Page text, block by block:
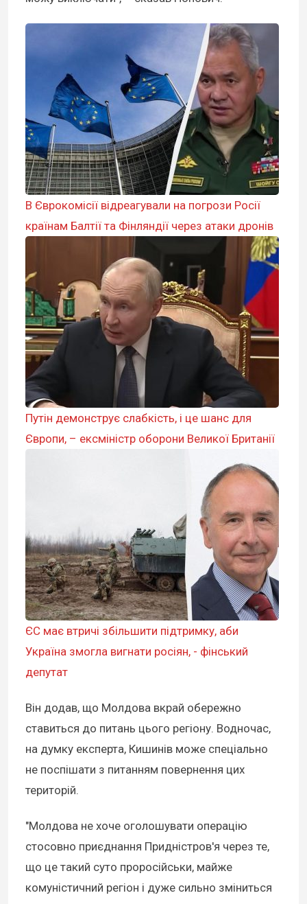
В Єврокомісії відреагували на погрози Росії
країнам Балтії та Фінляндії через атаки дронів
Путін демонструє слабкість, і це шанс для
Європи, – ексміністр оборони Великої Британії
ЄС має втричі збільшити підтримку, аби
Україна змогла вигнати росіян, - фінський
депутат
Він додав, що Молдова вкрай обережно
ставиться до питань цього регіону. Водночас,
на думку експерта, Кишинів може спеціально
не поспішати з питанням повернення цих
територій.
"Молдова не хоче оголошувати операцію
стосовно приєднання Придністров'я через те,
що це такий суто проросійськи, майже
комуністичний регіон і дуже сильно зміниться